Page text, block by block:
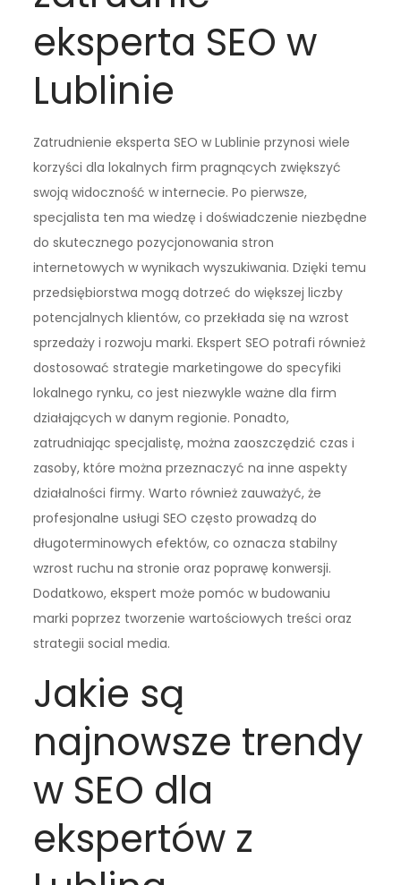
eksperta SEO w
Lublinie
Zatrudnienie eksperta SEO w Lublinie przynosi wiele
korzyści dla lokalnych firm pragnących zwiększyć
swoją widoczność w internecie. Po pierwsze,
specjalista ten ma wiedzę i doświadczenie niezbędne
do skutecznego pozycjonowania stron
internetowych w wynikach wyszukiwania. Dzięki temu
przedsiębiorstwa mogą dotrzeć do większej liczby
potencjalnych klientów, co przekłada się na wzrost
sprzedaży i rozwoju marki. Ekspert SEO potrafi również
dostosować strategie marketingowe do specyfiki
lokalnego rynku, co jest niezwykle ważne dla firm
działających w danym regionie. Ponadto,
zatrudniając specjalistę, można zaoszczędzić czas i
zasoby, które można przeznaczyć na inne aspekty
działalności firmy. Warto również zauważyć, że
profesjonalne usługi SEO często prowadzą do
długoterminowych efektów, co oznacza stabilny
wzrost ruchu na stronie oraz poprawę konwersji.
Dodatkowo, ekspert może pomóc w budowaniu
marki poprzez tworzenie wartościowych treści oraz
strategii social media.
Jakie są
najnowsze trendy
w SEO dla
ekspertów z